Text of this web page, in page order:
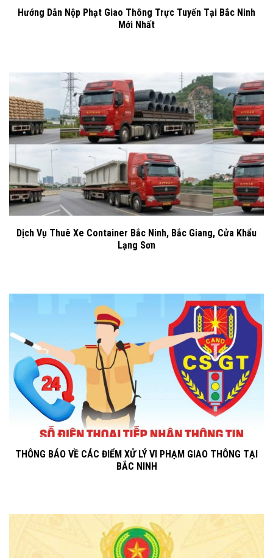
Hướng Dẫn Nộp Phạt Giao Thông Trực Tuyến Tại Bắc Ninh
Mới Nhất
Dịch Vụ Thuê Xe Container Bắc Ninh, Bắc Giang, Cửa Khẩu
Lạng Sơn
THÔNG BÁO VỀ CÁC ĐIỂM XỬ LÝ VI PHẠM GIAO THÔNG TẠI
BẮC NINH